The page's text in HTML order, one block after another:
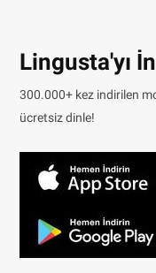
Lingusta'yı
300.000+ kez indirilen
ücretsiz dinle!